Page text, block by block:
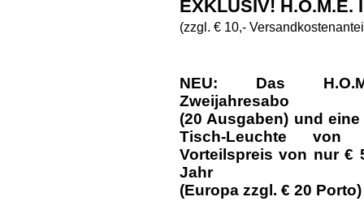
EXKLUSIV! H.O.M.E.
(zzgl. € 10,-
NEU: Das
Zweijahresabo
(20 Ausgaben) und
Tisch-Leuchte von
Vorteilspreis von nur €
Jahr
(Europa zzgl. € 20 Porto)